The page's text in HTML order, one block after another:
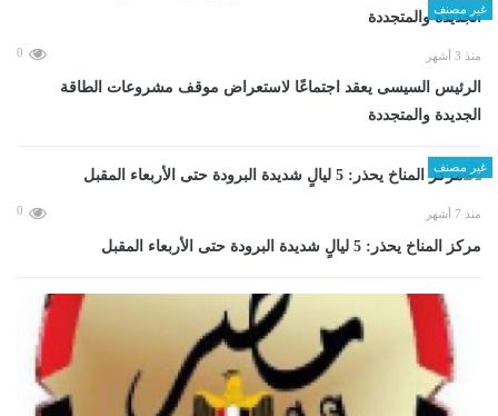
غير مصنف
منذ 3 أشهر 0
الرئيس السيسى يعقد اجتماعًا لاستعراض موقف مشروعات الطاقة
الجديدة والمتجددة
غير مصنف
منذ 7 أشهر 0
مركز المناخ يحذر: 5 ليالٍ شديدة البرودة حتى الأربعاء المقبل